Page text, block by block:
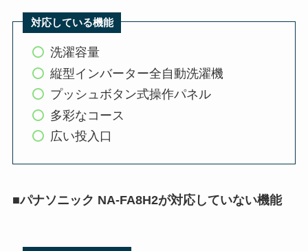
対応している機能
洗濯容量
縦型インバーター全自動洗濯機
プッシュボタン式操作パネル
多彩なコース
広い投入口
■パナソニック NA-FA8H2が対応していない機能